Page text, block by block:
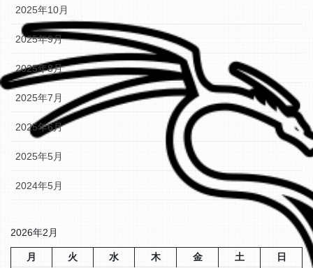
2025年10月
2025年9月
2025年8月
2025年7月
2025年6月
2025年5月
2024年5月
2026年2月
月 火 水 木 金 土
日